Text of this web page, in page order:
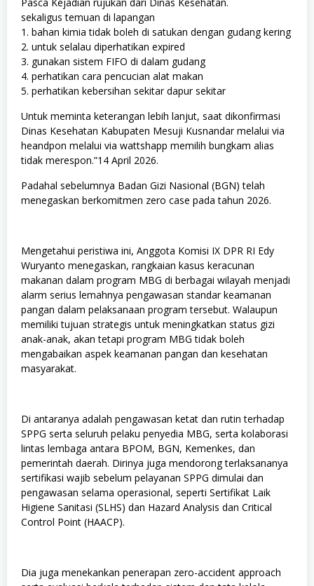
sekaligus temuan di lapangan
1. bahan kimia tidak boleh di satukan dengan gudang kering
2. ⁠untuk selalau diperhatikan expired
3. ⁠gunakan sistem FIFO di dalam gudang
4. ⁠perhatikan cara pencucian alat makan
5. ⁠perhatikan kebersihan sekitar dapur sekitar
Untuk meminta keterangan lebih lanjut, saat dikonfirmasi
Dinas Kesehatan Kabupaten Mesuji Kusnandar melalui via
heandpon melalui via wattshapp memilih bungkam alias
tidak merespon.”14 April 2026.
Padahal sebelumnya Badan Gizi Nasional (BGN) telah
menegaskan berkomitmen zero case pada tahun 2026.
Mengetahui peristiwa ini, Anggota Komisi IX DPR RI Edy
Wuryanto menegaskan, rangkaian kasus keracunan
makanan dalam program MBG di berbagai wilayah menjadi
alarm serius lemahnya pengawasan standar keamanan
pangan dalam pelaksanaan program tersebut. Walaupun
memiliki tujuan strategis untuk meningkatkan status gizi
anak-anak, akan tetapi program MBG tidak boleh
mengabaikan aspek keamanan pangan dan kesehatan
masyarakat.
Di antaranya adalah pengawasan ketat dan rutin terhadap
SPPG serta seluruh pelaku penyedia MBG, serta kolaborasi
lintas lembaga antara BPOM, BGN, Kemenkes, dan
pemerintah daerah. Dirinya juga mendorong terlaksananya
sertifikasi wajib sebelum pelayanan SPPG dimulai dan
pengawasan selama operasional, seperti Sertifikat Laik
Higiene Sanitasi (SLHS) dan Hazard Analysis dan Critical
Control Point (HAACP).
Dia juga menekankan penerapan zero-accident approach